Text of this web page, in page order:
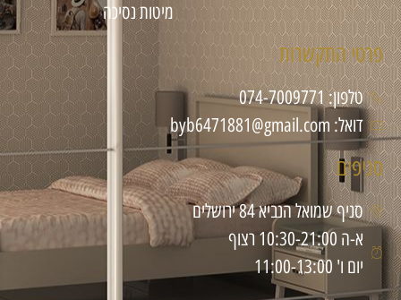
מיטות נסיכה
פרטי התקשרות
טלפון: 074-7009771
דואל: byb6471881@gmail.com
סניפים
סניף שמואל הנביא 84 ירושלים
א-ה 10:30-21:00 רצוף
יום ו' 11:00-13:00